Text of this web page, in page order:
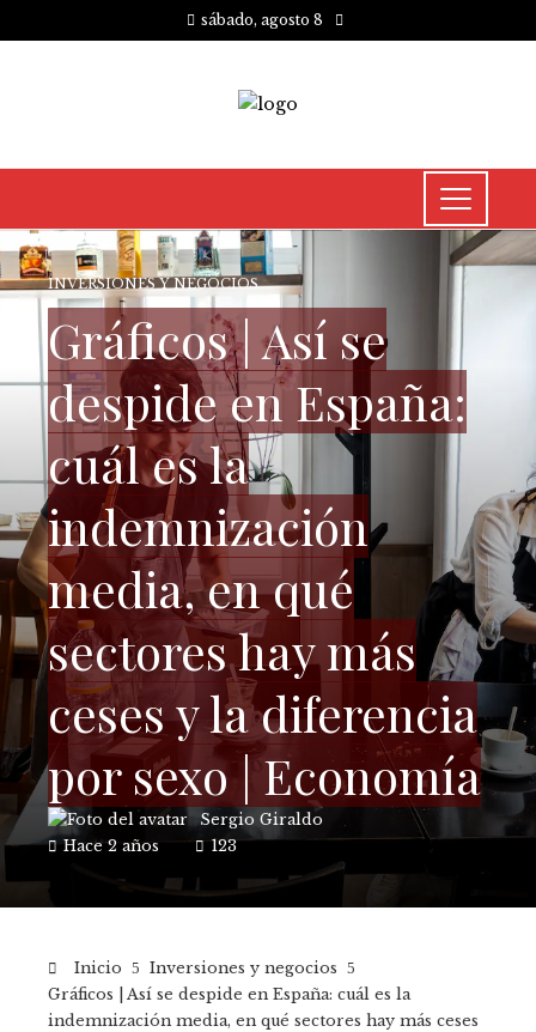
sábado, agosto 8
INVERSIONES Y NEGOCIOS
Gráficos | Así se
despide en España:
cuál es la
indemnización
media, en qué
sectores hay más
ceses y la diferencia
por sexo | Economía
Sergio Giraldo
Hace 2 años
123
Inicio
Inversiones y negocios
Gráficos | Así se despide en España: cuál es la
indemnización media, en qué sectores hay más ceses